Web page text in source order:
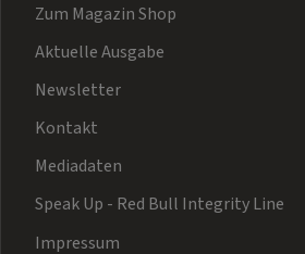
Zum Magazin Shop
Aktuelle Ausgabe
Newsletter
Kontakt
Mediadaten
Speak Up - Red Bull Integrity Line
Impressum